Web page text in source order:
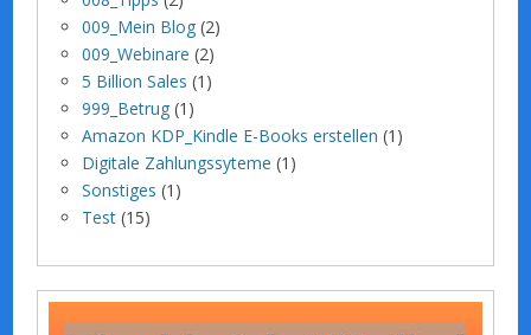
009_Mein Blog (2)
009_Webinare (2)
5 Billion Sales (1)
999_Betrug (1)
Amazon KDP_Kindle E-Books erstellen (1)
Digitale Zahlungssyteme (1)
Sonstiges (1)
Test (15)